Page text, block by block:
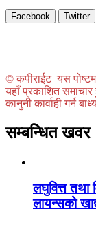
Facebook Twitter
© कपीराईट–यस
यहाँ प्रकाशित
कानुनी कार्वाही गर्न
सम्बन्धित खवर
लघुवित्त तथा
लायन्सको